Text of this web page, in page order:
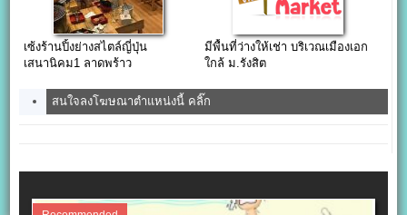
เซ้งร้านปิ้งย่างสไตล์ญี่ปุ่น
เสนานิคม1 ลาดพร้าว
มีพื้นที่ว่างให้เช่า บริเวณเมืองเอก
ใกล้ ม.รังสิต
สนใจลงโฆษณาตำแหน่งนี้ คลิ๊ก